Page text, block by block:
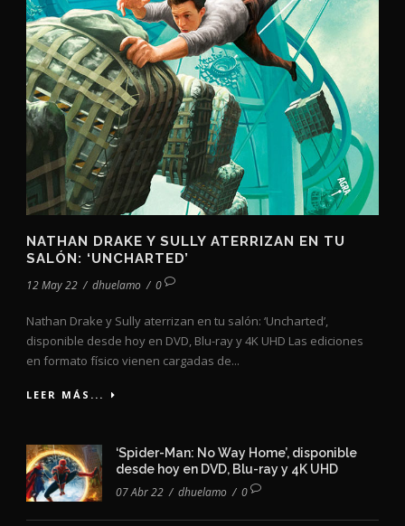
NATHAN DRAKE Y SULLY ATERRIZAN EN TU
SALÓN: ‘UNCHARTED’
12 May 22 / dhuelamo / 0
Nathan Drake y Sully aterrizan en tu salón: ‘Uncharted’,
disponible desde hoy en DVD, Blu-ray y 4K UHD Las ediciones
en formato físico vienen cargadas de...
LEER MÁS...
‘Spider-Man: No Way Home’, disponible
desde hoy en DVD, Blu-ray y 4K UHD
07 Abr 22 / dhuelamo / 0